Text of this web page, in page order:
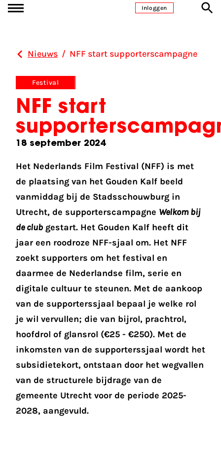
Ga naar inhoudInloggen
Nieuws / NFF start supporterscampagne
Festival
NFF start
18 september 2024
Het Nederlands Film Festival (NFF) is met
de plaatsing van het Gouden Kalf beeld
vanmiddag bij de Stadsschouwburg in
Utrecht, de supporterscampagne Welkom bij
de club gestart. Het Gouden Kalf heeft dit
jaar een roodroze NFF-sjaal om. Het NFF
zoekt supporters om het festival en
daarmee de Nederlandse film, serie en
digitale cultuur te steunen. Met de aankoop
van de supporterssjaal bepaal je welke rol
je wil vervullen; die van bijrol, prachtrol,
hoofdrol of glansrol (€25 - €250). Met de
inkomsten van de supporterssjaal wordt het
subsidietekort, ontstaan door het wegvallen
van de structurele bijdrage van de
gemeente Utrecht voor de periode 2025-
2028, aangevuld.